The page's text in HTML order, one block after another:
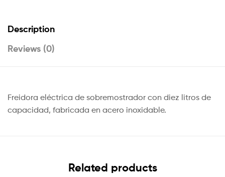
Description
Reviews (0)
Freidora eléctrica de sobremostrador con diez litros de
capacidad, fabricada en acero inoxidable.
Related products